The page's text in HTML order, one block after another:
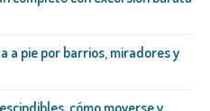
a pie por barrios, miradores y